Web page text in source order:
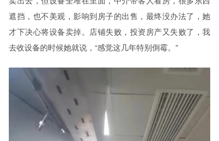
遮挡，也不美观，影响到房子的出售，最终没办法了，她
才下决心将设备卖掉。店铺失败，投资房产又失败了，我
去收设备的时候她就说，“感觉这几年特别倒霉。”